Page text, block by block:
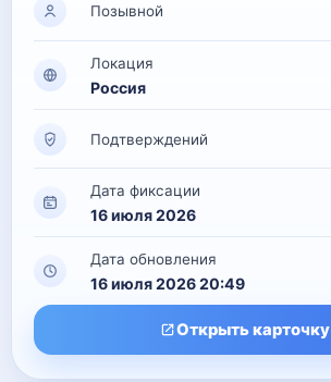
Позывной
Локация
Россия
Подтверждений
Дата фиксации
16 июля 2026
Дата обновления
16 июля 2026 20:49
Открыть карточку